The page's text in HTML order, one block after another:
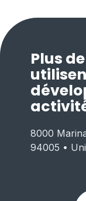
Plus
8000
94005 •